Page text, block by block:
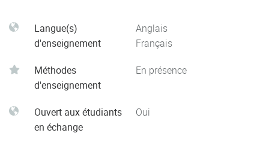
Langue(s)
d'enseignement
Anglais
Français
Méthodes
d'enseignement
En présence
Ouvert aux étudiants
en échange
Oui